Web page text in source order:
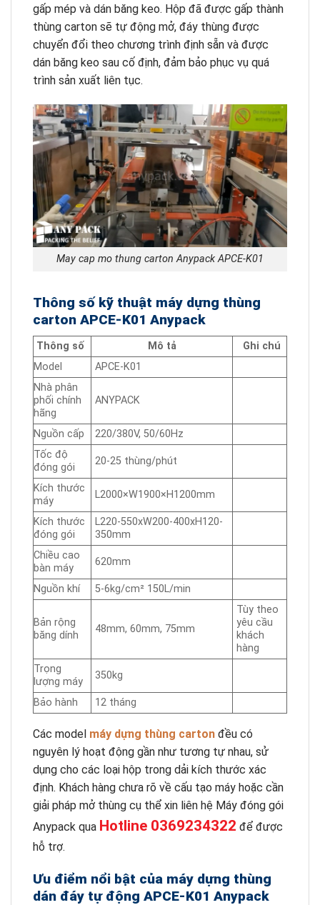
gấp mép và dán băng keo. Hộp đã được gấp thành
thùng carton sẽ tự động mở, đáy thùng được
chuyển đổi theo chương trình định sẵn và được
dán băng keo sau cố định, đảm bảo phục vụ quá
trình sản xuất liên tục.
May cap mo thung carton Anypack APCE-K01
Thông số kỹ thuật máy dựng thùng
carton APCE-K01 Anypack
Thông số Mô tả
Ghi chú
Model
APCE-K01
Nhà phân
phối chính
hãng
ANYPACK
Nguồn cấp
220/380V, 50/60Hz
Tốc độ
đóng gói
20-25 thùng/phút
Kích thước
máy
L2000×W1900×H1200mm
Kích thước
đóng gói
L220-550xW200-400xH120-
350mm
Chiều cao
bàn máy
620mm
Nguồn khí 5-6kg/cm² 150L/min
Bản rộng
băng dính
48mm, 60mm, 75mm
Tùy theo
yêu cầu
khách
hàng
Trọng
lượng máy
350kg
Bảo hành 12 tháng
Các model máy dựng thùng carton đều có
nguyên lý hoạt động gần như tương tự nhau, sử
dụng cho các loại hộp trong dải kích thước xác
định. Khách hàng chưa rõ về cấu tạo máy hoặc cần
giải pháp mở thùng cụ thể xin liên hệ Máy đóng gói
Anypack qua Hotline 0369234322 để được
hỗ trợ.
Ưu điểm nổi bật của máy dựng thùng
dán đáy tự động APCE-K01 Anypack